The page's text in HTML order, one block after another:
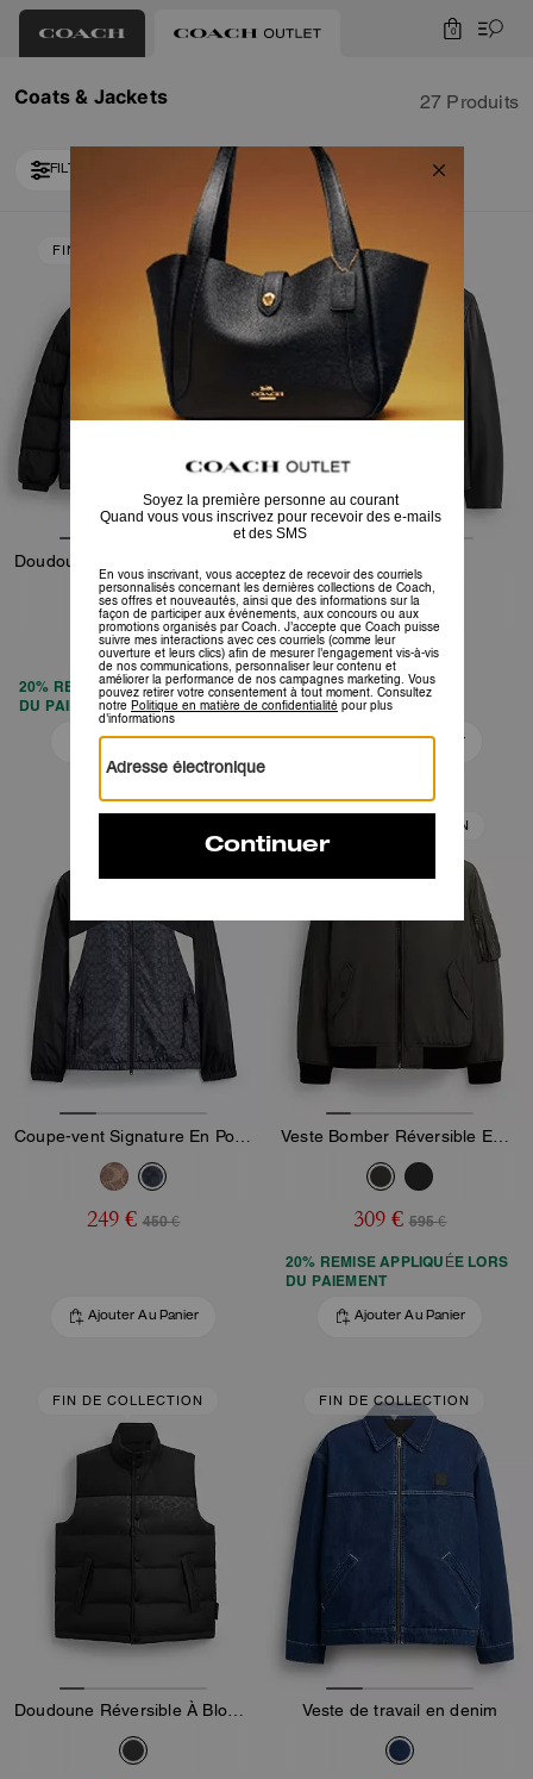
0
Coats & Jackets 27 Produits
FILTRER / TRIER
Loaded 10 more products, showing 30 items.
FIN DE COLLECTION
219 € 695 €
20% REMISE APPLIQUÉE LORS
DU PAIEMENT
Ajouter Au Panier
519 € 795 €
Ajouter Au Panier
249 € 450 €
Ajouter Au Panier
FIN DE COLLECTION
309 € 595 €
20% REMISE APPLIQUÉE LORS
DU PAIEMENT
Ajouter Au Panier
FIN DE COLLECTION
Doudoune Réversible À Bloc De Couleurs
FIN DE COLLECTION
Veste de travail en denim